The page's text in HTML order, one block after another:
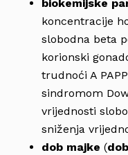
biokemijske
koncentracije
slobodna beta
korionski
trudnoći A
sindromom
vrijednosti
sniženja
dob majke (